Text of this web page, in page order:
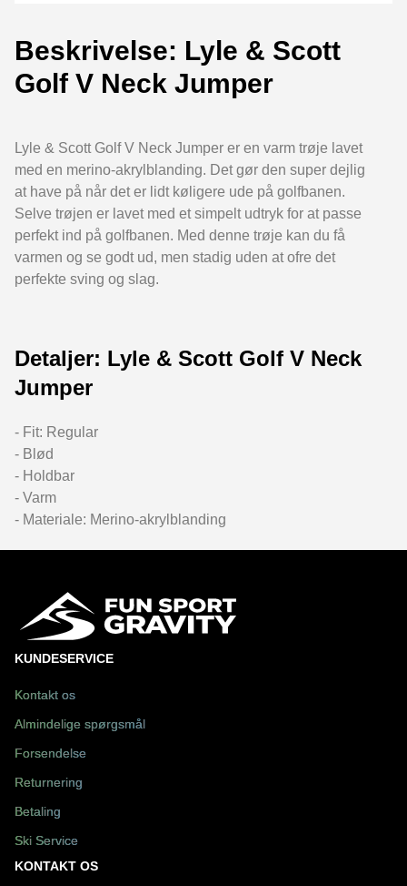
Beskrivelse: Lyle & Scott
Golf V Neck Jumper
Lyle & Scott Golf V Neck Jumper er en varm trøje lavet
med en merino-akrylblanding. Det gør den super dejlig
at have på når det er lidt køligere ude på golfbanen.
Selve trøjen er lavet med et simpelt udtryk for at passe
perfekt ind på golfbanen. Med denne trøje kan du få
varmen og se godt ud, men stadig uden at ofre det
perfekte sving og slag.
Detaljer: Lyle & Scott Golf V Neck
Jumper
- Fit: Regular
- Blød
- Holdbar
- Varm
- Materiale: Merino-akrylblanding
KUNDESERVICE
Kontakt os
Almindelige spørgsmål
Forsendelse
Returnering
Betaling
Ski Service
KONTAKT OS